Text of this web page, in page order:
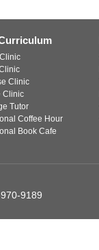
Clinic
Clinic
Tutor
Coffee Hour
Book Cafe
9189